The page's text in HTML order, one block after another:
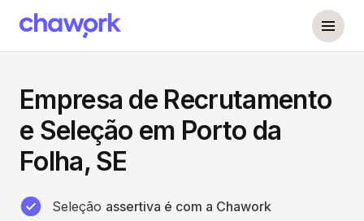
Empresa de Recrutamento
e Seleção em Porto da
Folha, SE
Seleção assertiva é com a Chawork